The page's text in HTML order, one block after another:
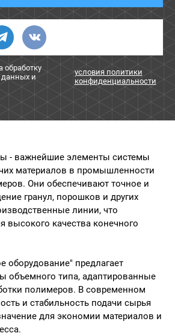
и
условия политики
конфиденциальности
- важнейшие элементы системы
материалов в промышленности
Они обеспечивают точное и
гранул, порошков и других
линии, что
высокого качества конечного
оборудование" предлагает
объемного типа, адаптированные
полимеров. В современном
и стабильность подачи сырья
для экономии материалов и